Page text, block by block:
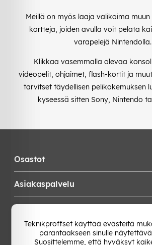
Meillä on myös laaja valikoima
kortteja, joiden avulla voit pelata
varapelejä Nintendolla.
Klikkaa vasemmalla olevaa
videopelit, ohjaimet, flash-kortit ja
tarvitset täydellisen pelikokemuksen
kyseessä sitten Sony, Nintendo
Osastot
Asiakaspalvelu
Vaihda Maa
Teknikproffset käyttää evästeitä
parantaakseen sinulle
Suosittelemme, että hyväksyt